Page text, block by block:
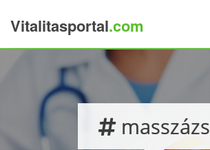
Vitalitasportal.com
masszázs
×